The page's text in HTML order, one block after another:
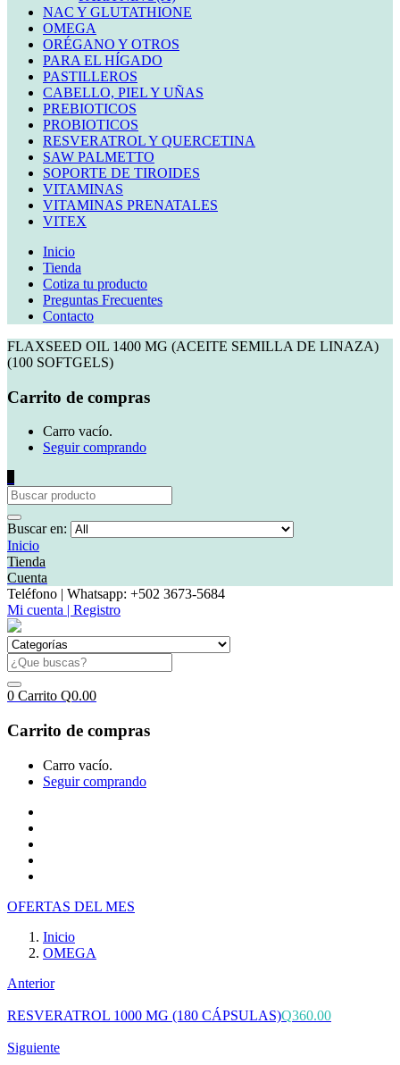
NAC Y GLUTATHIONE
OMEGA
ORÉGANO Y OTROS
PARA EL HÍGADO
PASTILLEROS
CABELLO, PIEL Y UÑAS
PREBIOTICOS
PROBIOTICOS
RESVERATROL Y QUERCETINA
SAW PALMETTO
SOPORTE DE TIROIDES
VITAMINAS
VITAMINAS PRENATALES
VITEX
Inicio
Tienda
Cotiza tu producto
Preguntas Frecuentes
Contacto
FLAXSEED OIL 1400 MG (ACEITE SEMILLA DE LINAZA)
(100 SOFTGELS)
Carrito de compras
Carro vacío.
Seguir comprando
Buscar en:
Inicio
Tienda
Cuenta
Teléfono | Whatsapp: +502 3673-5684
Mi cuenta | Registro
0 Carrito Q0.00
Carrito de compras
Carro vacío.
Seguir comprando
OFERTAS DEL MES
Inicio
OMEGA
Anterior
RESVERATROL 1000 MG (180 CÁPSULAS)Q360.00
Siguiente